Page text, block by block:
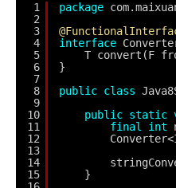
1
2
3
4
5
6
7
8
9
10
11
12
13
14
15
package
interface
T convert(F
}
public class
public static
final
int
}